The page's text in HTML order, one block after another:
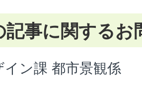
記事に関するお
イン課 都市景観係